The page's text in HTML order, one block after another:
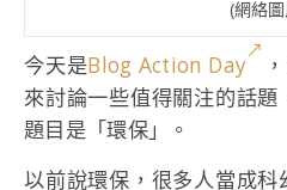
(網絡
今天是Blog Action Day
來討論一些值得關注的話
題目是「環保」。
以前說環保，很多人當成